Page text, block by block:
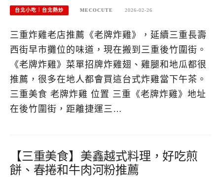
台北小吃︱台北熱炒 MECOCUTE 2026-02-26
三重炸雞老店推薦《老牌炸雞》，延續三重長壽
西街早市攤位的味道，現在搬到三重後竹圍街。
《老牌炸雞》菜單招牌炸雞翅、雞腿和地瓜都很
推薦，很多在地人都會買這台式炸雞當下午茶。
三重美食 老牌炸雞 位置 三重《老牌炸雞》地址
在後竹圍街，距離捷運三…
【三重美食】美鑫越式料理，好吃煎
餅、春捲和牛肉河粉推薦